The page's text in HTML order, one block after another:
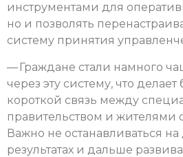
инструментами для
но и позволять
систему принятия
— Граждане стали намного
через эту систему, что делает
короткой связь между
правительством и жителями
Важно не останавливаться на
результатах и дальше